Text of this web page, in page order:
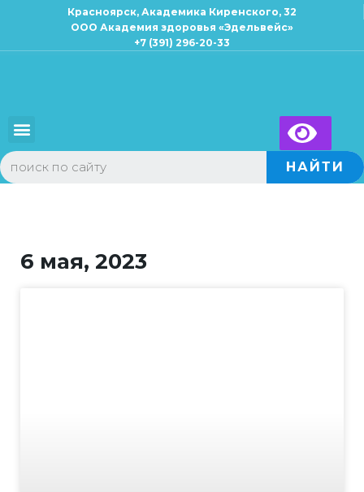
Красноярск, Академика Киренского, 32
ООО Академия здоровья «Эдельвейс»
+7 (391) 296-20-33
НАЙТИ
6 мая, 2023